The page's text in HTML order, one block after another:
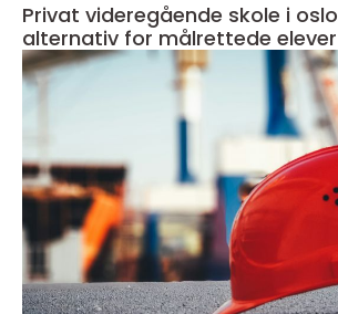
Privat videregående skole i oslo et tydelig
alternativ for målrettede elever